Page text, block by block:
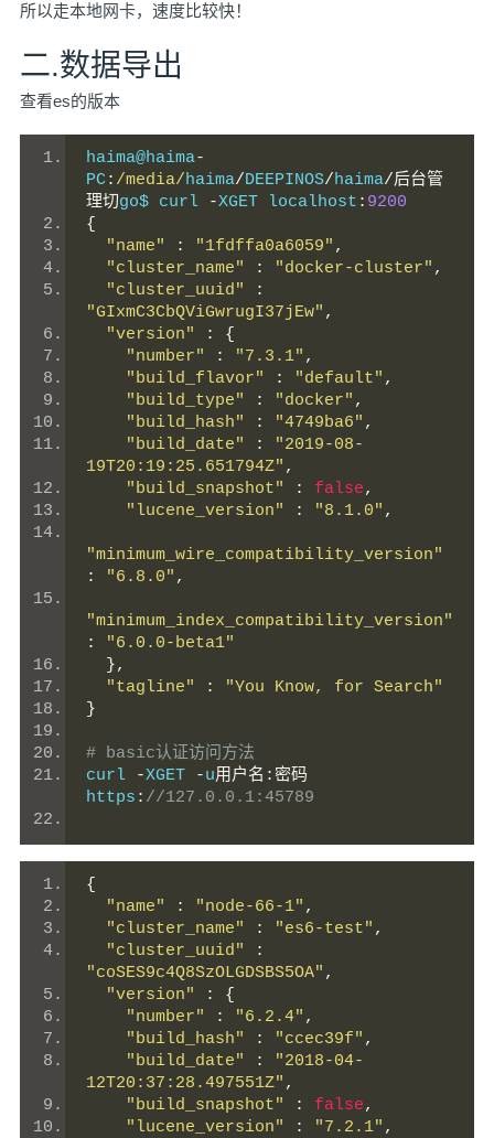
所以走本地网卡，速度比较快！
二.数据导出
查看es的版本
haima@haima-
PC: /media/haima/DEEPINOS/haima/后台管
理切go$ curl -XGET localhost : 9200
{
"name"
: "1fdffa0a6059" ,
"cluster_name"
: "docker-cluster" ,
"cluster_uuid"
:
"GIxmC3CbQViGwrugI37jEw" ,
"version"
:
{
"number"
: "7.3.1" ,
"build_flavor"
: "default" ,
"build_type"
: "docker" ,
"build_hash"
: "4749ba6" ,
"build_date"
:
"2019-08-
19T20:19:25.651794Z" ,
"build_snapshot"
: false,
"lucene_version"
: "8.1.0" ,
"minimum_wire_compatibility_version"
:
"6.8.0" ,
"minimum_index_compatibility_version"
:
"6.0.0-beta1"
},
"tagline"
:
"You Know, for Search"
}
# basic认证访问方法
curl
-XGET -u用户名:密码
https : //127.0.0.1:45789
{
"name"
: "node-66-1" ,
"cluster_name"
: "es6-test" ,
"cluster_uuid"
:
"coSES9c4Q8SzOLGDSBS5OA" ,
"version"
:
{
"number"
: "6.2.4" ,
"build_hash"
: "ccec39f" ,
"build_date"
:
"2018-04-
12T20:37:28.497551Z" ,
"build_snapshot"
: false,
"lucene_version"
: "7.2.1" ,